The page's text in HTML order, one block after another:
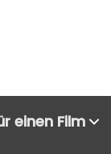
einen Film